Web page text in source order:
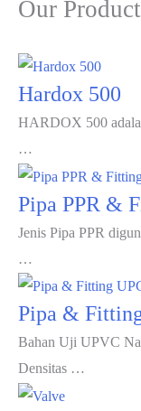
Our
Hardox 500
HARDOX 500
…
Pipa PPR &
Jenis Pipa PPR
…
Pipa &
Bahan Uji UPVC
Densitas …